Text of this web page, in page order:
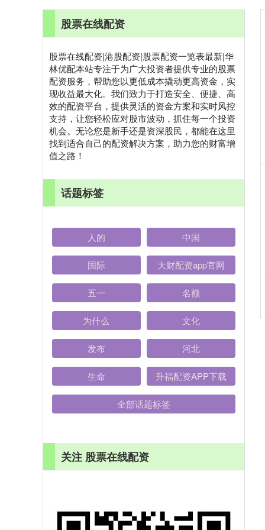
股票在线配资
股票在线配资|港股配资|股票配资一览表最新|华
林优配本站专注于为广大投资者提供专业的股票
配资服务，帮助您以更低成本撬动更高资金，实
现收益最大化。我们致力于打造安全、便捷、高
效的配资平台，提供灵活的资金方案和实时风控
支持，让您轻松应对股市波动，抓住每一个投资
机会。无论您是新手还是资深股民，都能在这里
找到适合自己的配资解决方案，助力您的财富增
值之路！
话题标签
人的 中国
国际 大财配资app官网
五一 名额
为什么 文化
发布 河北
生命 升福配资APP下载
全部话题标签
关注 股票在线配资